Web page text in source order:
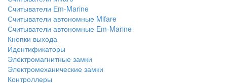
Считыватели Еm-Marine
Считыватели автономные Mifare
Считыватели автономные Em-Marine
Кнопки выхода
Идентификаторы
Электромагнитные замки
Электромеханические замки
Контроллеры